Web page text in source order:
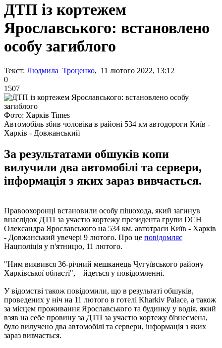
ДТП із кортежем
Ярославського: встановлено
особу загиблого
Текст: Людмила Троценко, 11 лютого 2022, 13:12
0
1507
Фото: Харків Times
Автомобіль збив чоловіка в районі 534 км автодороги Київ -
Харків - Довжанський
За результатами обшуків копи
вилучили два автомобілі та сервери,
інформація з яких зараз вивчається.
Правоохоронці встановили особу пішохода, який загинув
внаслідок ДТП за участю кортежу президента групи DCH
Олександра Ярославського на 534 км. автотраси Київ - Харків
- Довжанський увечері 9 лютого. Про це повідомляє
Нацполіція у п'ятницю, 11 лютого.
"Ним виявився 36-річний мешканець Чугуївського району
Харківської області", – йдеться у повідомленні.
У відомстві також повідомили, що в результаті обшуків,
проведених у ніч на 11 лютого в готелі Kharkiv Palace, а також
за місцем проживання Ярославського та будинку у водія, який
взяв на себе провину за ДТП за участю кортежу бізнесмена,
було вилучено два автомобілі та сервери, інформація з яких
зараз вивчається.